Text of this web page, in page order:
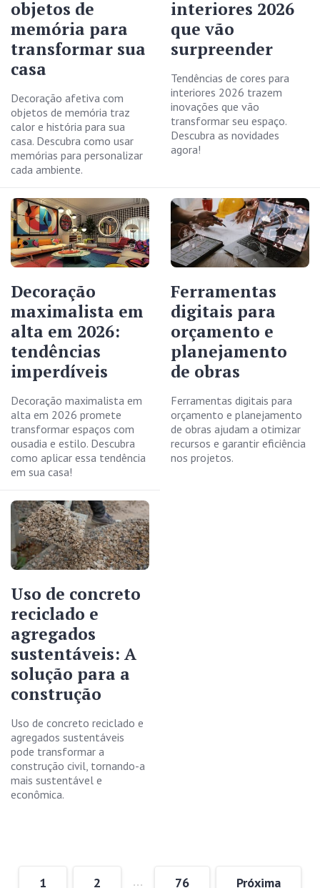
objetos de
memória para
transformar sua
casa
Decoração afetiva com
objetos de memória traz
calor e história para sua
casa. Descubra como usar
memórias para personalizar
cada ambiente.
interiores 2026
que vão
surpreender
Tendências de cores para
interiores 2026 trazem
inovações que vão
transformar seu espaço.
Descubra as novidades
agora!
Decoração
maximalista em
alta em 2026:
tendências
imperdíveis
Decoração maximalista em
alta em 2026 promete
transformar espaços com
ousadia e estilo. Descubra
como aplicar essa tendência
em sua casa!
Ferramentas
digitais para
orçamento e
planejamento
de obras
Ferramentas digitais para
orçamento e planejamento
de obras ajudam a otimizar
recursos e garantir eficiência
nos projetos.
Uso de concreto
reciclado e
agregados
sustentáveis: A
solução para a
construção
Uso de concreto reciclado e
agregados sustentáveis
pode transformar a
construção civil, tornando-a
mais sustentável e
econômica.
1 2 … 76 Próxima